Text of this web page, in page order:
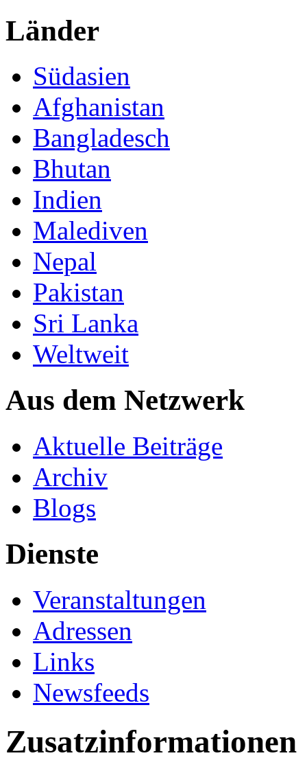
Länder
Südasien
Afghanistan
Bangladesch
Bhutan
Indien
Malediven
Nepal
Pakistan
Sri Lanka
Weltweit
Aus dem Netzwerk
Aktuelle Beiträge
Archiv
Blogs
Dienste
Veranstaltungen
Adressen
Links
Newsfeeds
Zusatzinformationen